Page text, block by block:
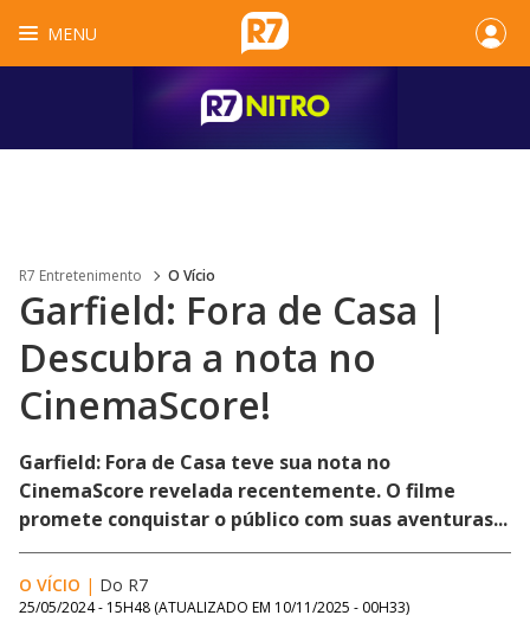
MENU
R7 Entretenimento O Vício
Garfield: Fora de Casa |
Descubra a nota no
CinemaScore!
Garfield: Fora de Casa teve sua nota no
CinemaScore revelada recentemente. O filme
promete conquistar o público com suas aventuras...
O VÍCIO | Do R7
25/05/2024 - 15H48 (ATUALIZADO EM 10/11/2025 - 00H33)